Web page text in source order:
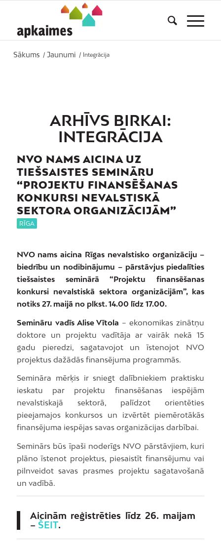
Sākums / Jaunumi / Integrācija
ARHĪVS BIRKAI:
INTEGRĀCIJA
NVO NAMS AICINA UZ
TIEŠSAISTES SEMINĀRU
“PROJEKTU FINANSĒŠANAS
KONKURSI NEVALSTISKĀ
SEKTORA ORGANIZĀCIJĀM”
RĪGA
NVO nams aicina Rīgas nevalstisko organizāciju –
biedrību un nodibinājumu – pārstāvjus piedalīties
tiešsaistes seminārā “Projektu finansēšanas
konkursi nevalstiskā sektora organizācijām”, kas
notiks 27. maijā no plkst. 14.00 līdz 17.00.
Semināru vadīs Alise Vītola – ekonomikas zinātņu
doktore un projektu vadītāja ar vairāk nekā 15
gadu pieredzi, sagatavojot un īstenojot NVO
projektus dažādās finansējuma programmās.
Semināra mērķis ir sniegt dalībniekiem praktisku
ieskatu par projektu finansēšanas iespējām
nevalstiskajā sektorā, palīdzot orientēties
pieejamajos konkursos un izvērtēt piemērotākās
finansējuma iespējas savas organizācijas darbībai.
Seminārs būs īpaši noderīgs NVO pārstāvjiem, kuri
plāno īstenot projektus, piesaistīt finansējumu vai
pilnveidot savas prasmes projektu sagatavošanā
un vadībā.
Aicinām reģistrēties līdz 26. maijam
– ŠEIT.